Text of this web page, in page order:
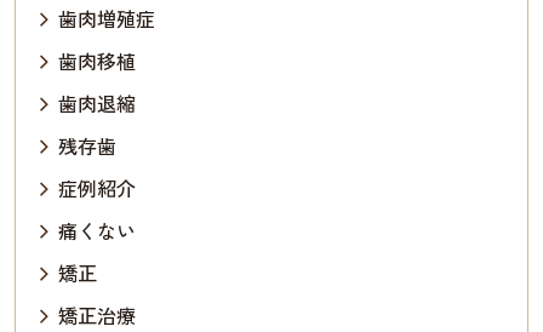
歯肉増殖症
歯肉移植
歯肉退縮
残存歯
症例紹介
痛くない
矯正
矯正治療